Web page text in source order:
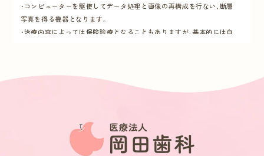
・コンピューターを駆使してデータ処理と画像の再構成を行ない、断層
写真を得る機器となります。
・治療内容によっては保険診療となることもありますが、基本的には自
・人体に影響しない程度（デジタルレントゲン撮影装置の1/10以下）の、
方、妊娠中または妊娠の可能性のある方は検査を受けられないことがあ